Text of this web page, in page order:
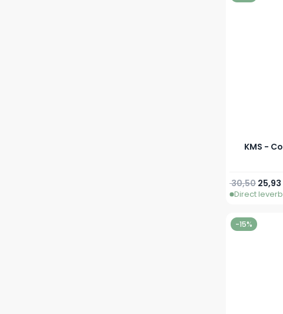
KMS -
25,93
Normale prijs
30,50
Direct
-15%